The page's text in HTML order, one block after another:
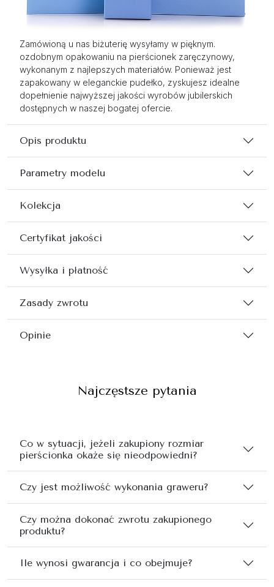
Zamówioną u nas biżuterię wysyłamy w pięknym.
ozdobnym opakowaniu na pierścionek zaręczynowy,
wykonanym z najlepszych materiałów. Ponieważ jest
zapakowany w eleganckie pudełko, zyskujesz idealne
dopełnienie najwyższej jakości wyrobów jubilerskich
dostępnych w naszej bogatej ofercie.
Opis produktu
Parametry modelu
Kolekcja
Certyfikat jakości
Wysyłka i płatność
Zasady zwrotu
Opinie
Najczęstsze pytania
Co w sytuacji, jeżeli zakupiony rozmiar
pierścionka okaże się nieodpowiedni?
Czy jest możliwość wykonania graweru?
Czy można dokonać zwrotu zakupionego
produktu?
Ile wynosi gwarancja i co obejmuje?